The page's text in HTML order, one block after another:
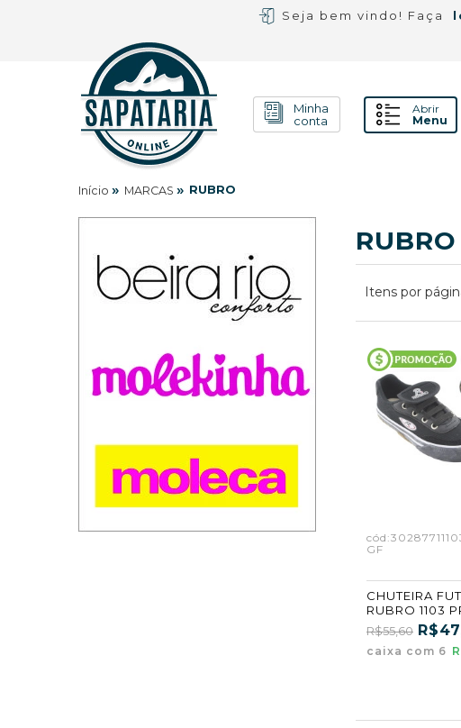
Seja bem vindo! Faça
Minha
conta
Abrir
Menu
Início » MARCAS » RUBRO
RUBRO
Itens por
GF
CHUTEIRA
RUBRO 1103
ATACADO KIT
27/32
R$55,60
caixa com 6